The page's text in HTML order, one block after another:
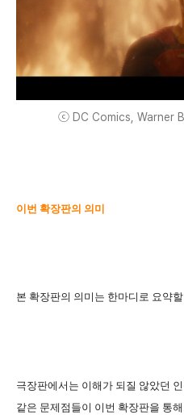
ⓒ DC Comics, Warner
이번 확장판의 의미
본 확장판의 의미는 한마디로 요약
극장판에서는 이해가 되질 않았던
같은 문제점들이 이번 확장판을 통